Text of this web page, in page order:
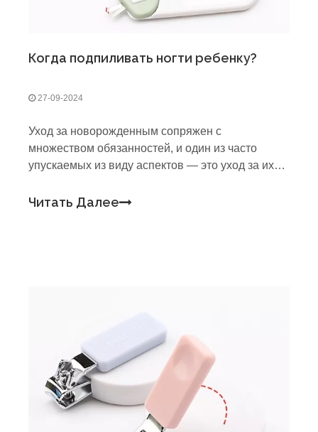
Когда подпиливать ногти ребенку?
27-09-2024
Уход за новорожденным сопряжен с
множеством обязанностей, и один из часто
упускаемых из виду аспектов — это уход за их
задаваться вопросом, когда наступает
Читать Далее